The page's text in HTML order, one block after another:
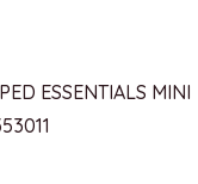
ESSENTIALS MINI